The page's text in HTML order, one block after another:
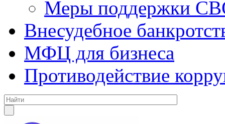
Меры поддержки
Внесудебное
МФЦ для бизнеса
Противодействие